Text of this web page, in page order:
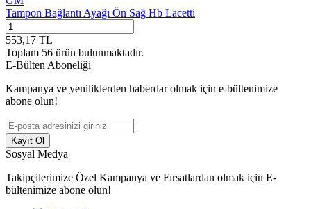
Tampon Bağlantı Ayağı Ön Sağ Hb Lacetti
553,17 TL
Toplam 56 ürün bulunmaktadır.
E-Bülten Aboneliği
Kampanya ve yeniliklerden haberdar olmak için e-bültenimize
abone olun!
Kayıt Ol
Sosyal Medya
Takipçilerimize Özel Kampanya ve Fırsatlardan olmak için E-
bültenimize abone olun!